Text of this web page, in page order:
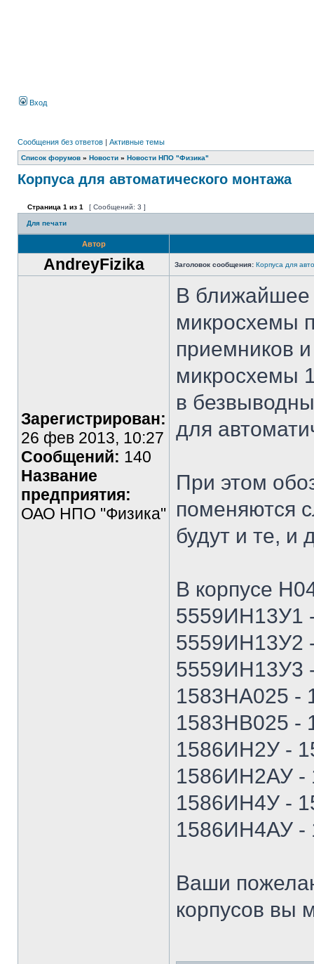
Вход
Сообщения без ответов | Активные темы
Список форумов » Новости » Новости НПО "Физика"
Корпуса для автоматического монтажа
Страница 1 из 1 [ Сообщений: 3 ]
Для печати
Автор
AndreyFizika Заголовок сообщения: Корпуса для
Зарегистрирован:
26 фев 2013, 10:27
Сообщений: 140
Название
предприятия:
ОАО НПО "Физика"
В ближайшее
микросхемы
приемников
микросхемы
в
для
При этом
поменяются
будут и те, и
В корпусе
5559ИН13У1
5559ИН13У2
5559ИН13У3
1583НА025 -
1583НВ025 -
1586ИН2У -
1586ИН2АУ -
1586ИН4У -
1586ИН4АУ -
Ваши
корпусов вы